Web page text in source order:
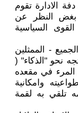
الادارة تقوم
بغض النظر عن
السياسية
- الممثلين
نحو "الذكاء" (
المرء في مقعده
وامكانية
تلقي به لقمة